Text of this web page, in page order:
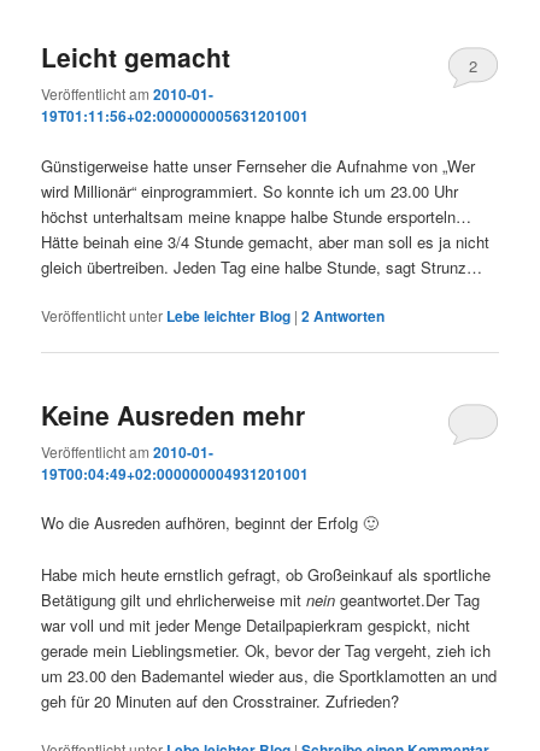
Leicht gemacht
Veröffentlicht am2010-01-
19T01:11:56+02:000000005631201001
2
Günstigerweise hatte unser Fernseher die Aufnahme von „Wer
wird Millionär“ einprogrammiert. So konnte ich um 23.00 Uhr
höchst unterhaltsam meine knappe halbe Stunde ersporteln…
Hätte beinah eine 3/4 Stunde gemacht, aber man soll es ja nicht
gleich übertreiben. Jeden Tag eine halbe Stunde, sagt Strunz…
Veröffentlicht unter Lebe leichter Blog |2Antworten
Keine Ausreden mehr
Veröffentlicht am2010-01-
19T00:04:49+02:000000004931201001
Wo die Ausreden aufhören, beginnt der Erfolg 🙂
Habe mich heute ernstlich gefragt, ob Großeinkauf als sportliche
Betätigung gilt und ehrlicherweise mitnein geantwortet.Der Tag
war voll und mit jeder Menge Detailpapierkram gespickt, nicht
gerade mein Lieblingsmetier. Ok, bevor der Tag vergeht, zieh ich
um 23.00 den Bademantel wieder aus, die Sportklamotten an und
geh für 20 Minuten auf den Crosstrainer. Zufrieden?